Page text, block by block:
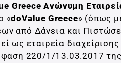
Greece Ανώνυμη
«doValue Greece» (όπως
από Δάνεια και
ως εταιρεία
220/1/13.03.2017